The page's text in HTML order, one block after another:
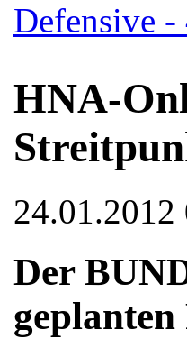
Defensive
HNA-
24.01.2012
Der